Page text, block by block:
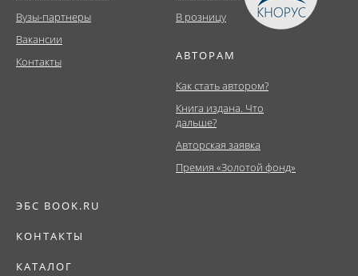
Вузы-партнеры
Вакансии
Контакты
В розницу
АВТОРАМ
Как стать автором?
Книга издана. Что
дальше?
Авторская заявка
Премия «Золотой фонд»
ЭБС BOOK.RU
КОНТАКТЫ
КАТАЛОГ